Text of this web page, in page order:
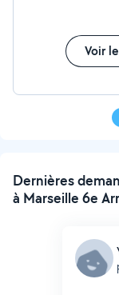
Voir
Dernières
à Marseille 6e